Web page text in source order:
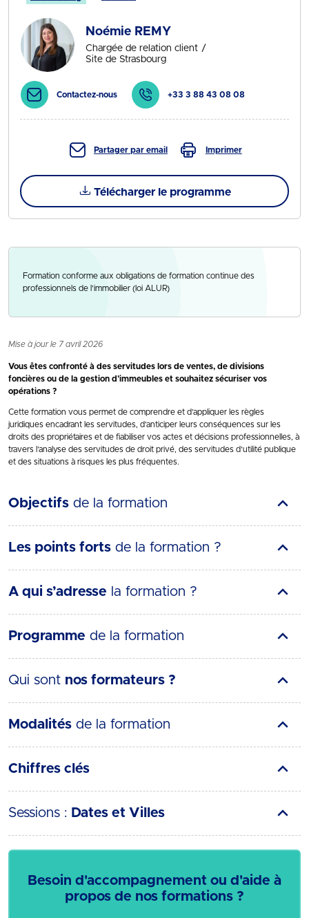
Noémie REMY
Chargée de relation client
Site de Strasbourg
Contactez-nous +33 3 88 43 08 08
Partager par email Imprimer
Télécharger le programme
Formation conforme aux obligations de formation continue des
professionnels de l’immobilier (loi ALUR)
Mise à jour le 7 avril 2026
Vous êtes confronté à des servitudes lors de ventes, de divisions
foncières ou de la gestion d’immeubles et souhaitez sécuriser vos
opérations ?
Cette formation vous permet de comprendre et d’appliquer les règles
juridiques encadrant les servitudes, d’anticiper leurs conséquences sur les
droits des propriétaires et de fiabiliser vos actes et décisions professionnelles, à
travers l’analyse des servitudes de droit privé, des servitudes d’utilité publique
et des situations à risques les plus fréquentes.
Objectifs de la formation
Les points forts de la formation ?
A qui s’adresse la formation ?
Programme de la formation
Qui sont nos formateurs ?
Modalités de la formation
Chiffres clés
Sessions : Dates et Villes
Besoin d'accompagnement ou d'aide à
propos de nos formations ?